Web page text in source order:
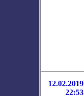
12.02.2019
22:53